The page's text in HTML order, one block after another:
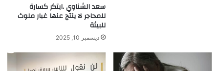
سعد الشناوي .ابتكر كسارة
للمحاجر لا ينتج عنها غبار ملوث
للبيئة
ديسمبر 10, 2025